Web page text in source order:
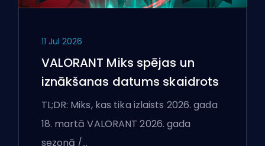
11 Jul 2026
VALORANT Miks spējas un
iznākšanas datums skaidrots
TL;DR: Miks, kas tika izlaists 2026. gada
18. martā VALORANT 2026. gada
sezonā /…